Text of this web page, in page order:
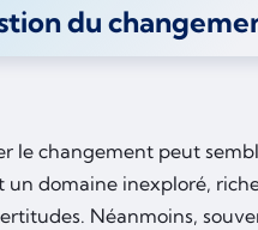
du
le changement peut
un domaine inexploré,
Néanmoins,